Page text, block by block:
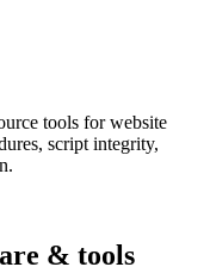
tools for website
script integrity,
& tools